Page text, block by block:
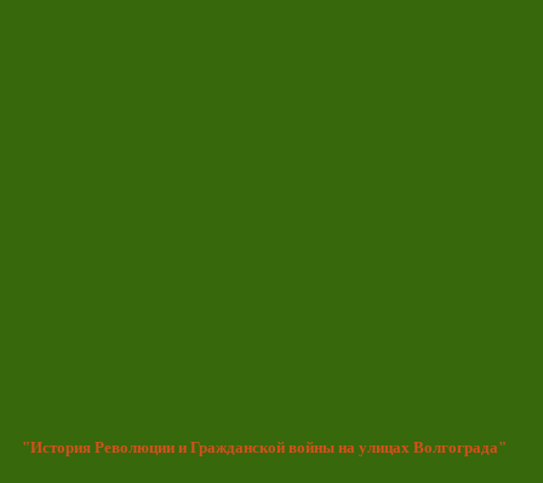
"История Революции и Гражданской войны на улицах Волгограда"